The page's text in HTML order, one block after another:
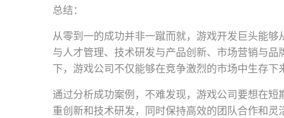
总结：
从零到一的成功并非一蹴而就，游戏开发巨头能
与人才管理、技术研发与产品创新、市场营销与
下，游戏公司不仅能够在竞争激烈的市场中生存下
通过分析成功案例，不难发现，游戏公司要想在
重创新和技术研发，同时保持高效的团队合作和